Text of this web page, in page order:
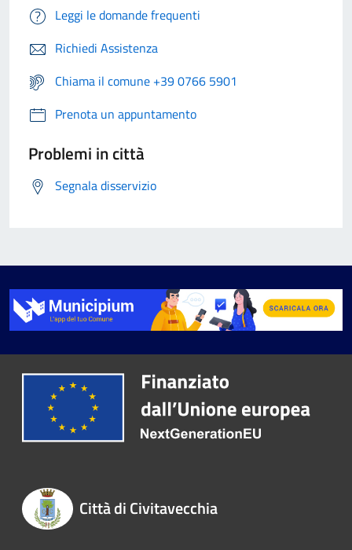
Leggi le domande frequenti
Richiedi Assistenza
Chiama il comune +39 0766 5901
Prenota un appuntamento
Problemi in città
Segnala disservizio
Città di Civitavecchia